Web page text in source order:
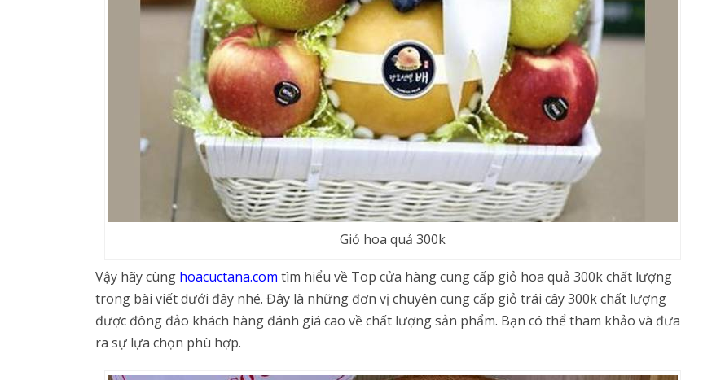
Giỏ hoa quả 300k
Vậy hãy cùng hoacuctana.com tìm hiểu về Top cửa hàng cung cấp giỏ hoa quả 300k chất lượng
trong bài viết dưới đây nhé. Đây là những đơn vị chuyên cung cấp giỏ trái cây 300k chất lượng
được đông đảo khách hàng đánh giá cao về chất lượng sản phẩm. Bạn có thể tham khảo và đưa
ra sự lựa chọn phù hợp.